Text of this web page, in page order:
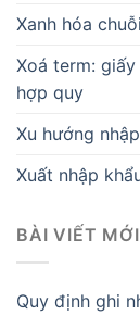
Xanh hóa
Xoá term:
hợp quy
Xu hướng
Xuất nhập
BÀI VIẾT MỚI
Quy định ghi